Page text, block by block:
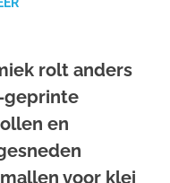
rolt anders
en
voor klei